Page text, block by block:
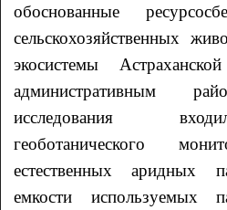
обоснованные
сельскохозяйственных
экосистемы
административным
исследования
геоботанического
естественных аридных
емкости используемых